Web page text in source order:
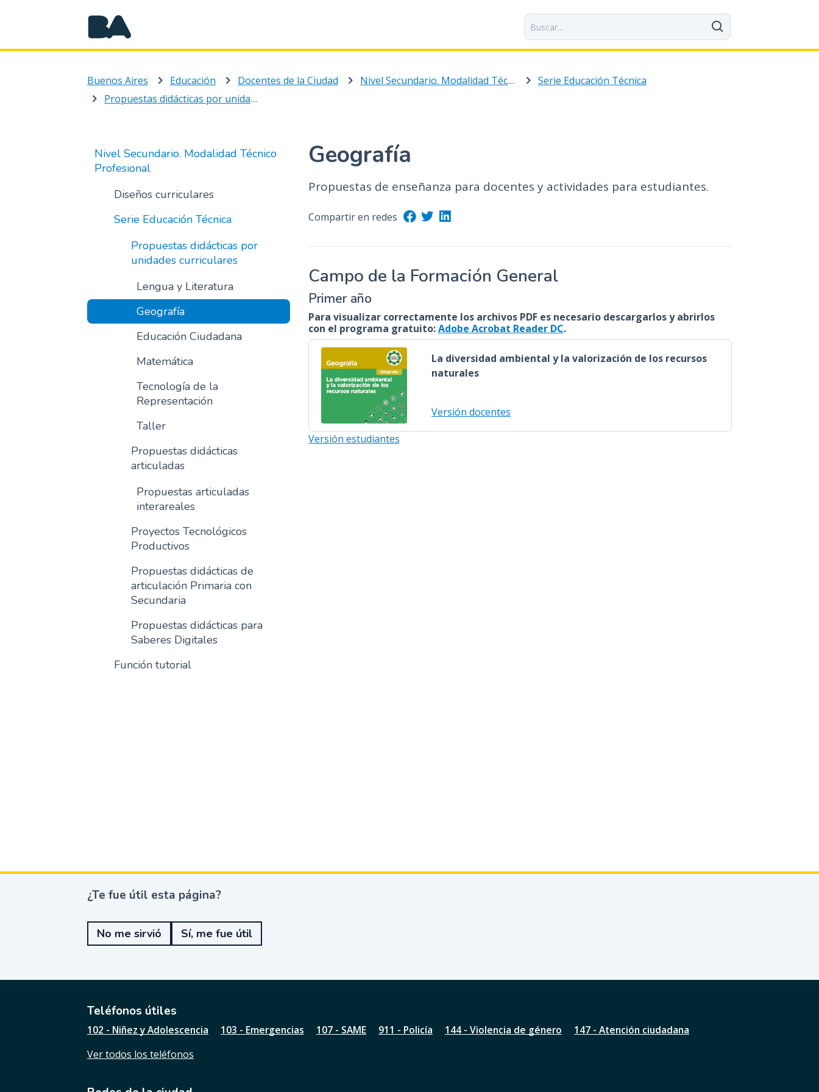
a
a
t
n
d
o
i
n
i
p
a
Buenos Aires Educación Docentes de la Ciudad Nivel Secundario. Modalidad Técnico Profesional
Serie Educación Técnica
Propuestas didácticas por unidades curriculares
Nivel Secundario. Modalidad Técnico
Profesional
Diseños curriculares
Serie Educación Técnica
Propuestas didácticas por
unidades curriculares
Lengua y Literatura
Geografía
Educación Ciudadana
Matemática
Tecnología de la
Representación
Taller
Propuestas didácticas
articuladas
Propuestas articuladas
interareales
Proyectos Tecnológicos
Productivos
Propuestas didácticas de
articulación Primaria con
Secundaria
Propuestas didácticas para
Saberes Digitales
Función tutorial
Geografía
Propuestas de enseñanza para docentes y actividades para estudiantes.
Compartir en redes
Campo de la Formación General
Primer año
Para visualizar correctamente los archivos PDF es necesario descargarlos y abrirlos
con el programa gratuito:Adobe Acrobat Reader DC.
La diversidad ambiental y la valorización de los recursos
naturales
Versión docentes
Versión estudiantes
¿
e
u
t
l
s
a
¿Te fue útil esta página?
No me sirvió Sí, me fue útil
Teléfonos útiles
102 - Niñez y Adolescencia 103 - Emergencias 107 - SAME 911 - Policía 144 - Violencia de género
147 - Atención ciudadana
Ver todos los teléfonos